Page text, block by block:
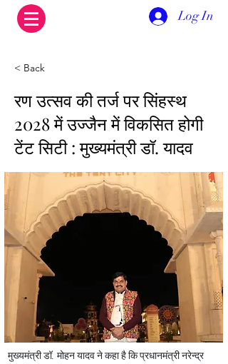
Log In
< Back
रण उत्सव की तर्ज पर सिंहस्थ
2028 में उज्जैन में विकसित होगी
टेंट सिटी : मुख्यमंत्री डॉ. यादव
मुख्यमंत्री डॉ. मोहन यादव ने कहा है कि प्रधानमंत्री नरेन्द्र